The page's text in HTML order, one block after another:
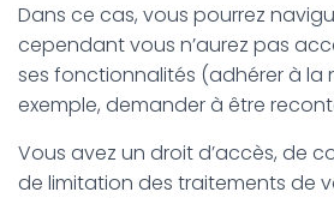
Dans ce cas, vous pourrez
cependant vous n’aurez pas
ses fonctionnalités (adhérer à la
exemple, demander à être
Vous avez un droit d’accès, de
de limitation des traitements de